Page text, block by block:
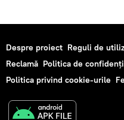
Despre proiect Reguli de
Reclamă Politica de
Politica privind cookie-urile